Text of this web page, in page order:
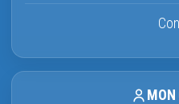
MON